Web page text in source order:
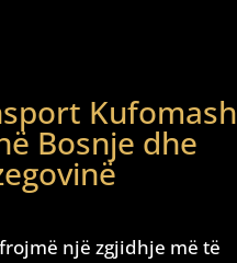
Kufomash
Bosnje dhe
një zgjidhje më të